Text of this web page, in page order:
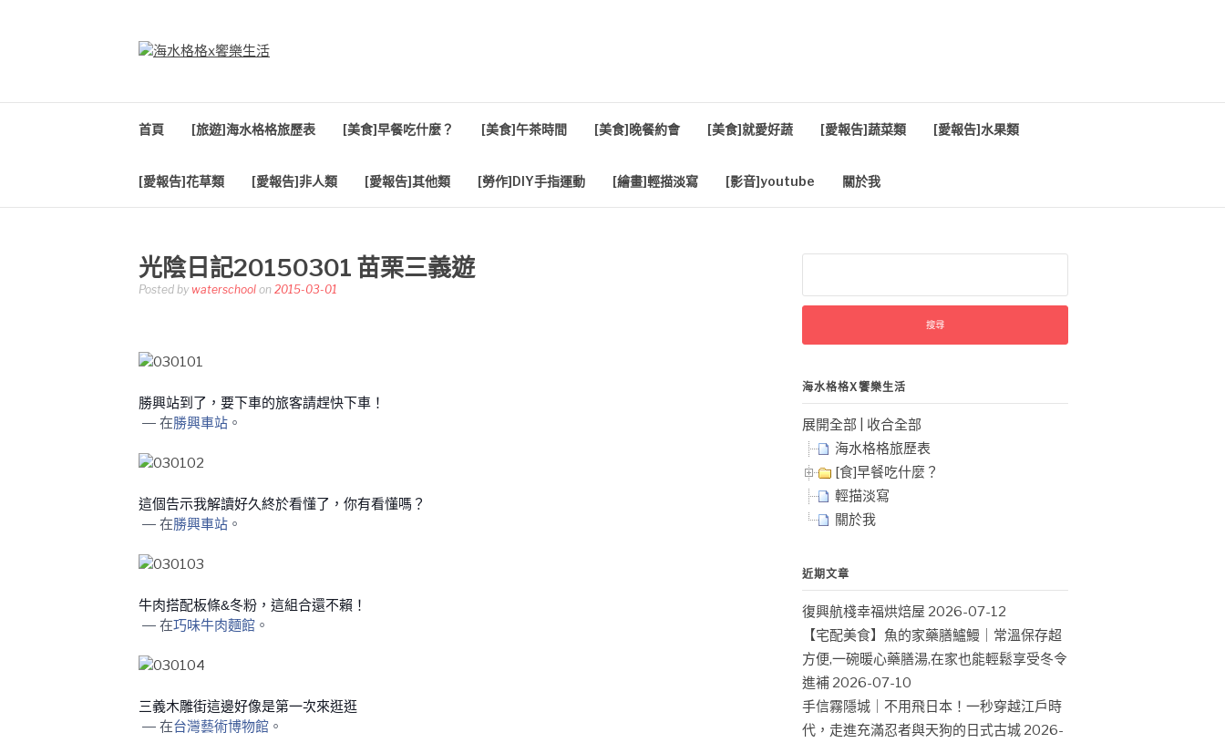
首頁 [旅遊]海水格格旅歷表 [美食]早餐吃什麼？ [美食]午茶時間 [美食]晚餐約會 [美食]就愛好蔬 [愛報告]蔬菜類 [愛報告]水果類
[愛報告]花草類 [愛報告]非人類 [愛報告]其他類 [勞作]DIY手指運動 [繪畫]輕描淡寫 [影音]youtube 關於我
光陰日記20150301 苗栗三義遊
Posted by waterschool on 2015-03-01
勝興站到了，要下車的旅客請趕快下車！
— 在勝興車站 。
這個告示我解讀好久終於看懂了，你有看懂嗎？
— 在勝興車站 。
牛肉搭配板條&冬粉，這組合還不賴！
— 在巧味牛肉麵館 。
三義木雕街這邊好像是第一次來逛逛
— 在台灣藝術博物館 。
關
字:
海水格格X饗樂生活
展開全部
收合全部
海水格格旅歷表
[食]早餐吃什麼？
輕描淡寫
關於我
近期文章
復興航棧幸福烘焙屋 2026-07-12
【宅配美食】魚的家藥膳鱸鰻｜常溫保存超
方便,一碗暖心藥膳湯,在家也能輕鬆享受冬令
進補 2026-07-10
手信霧隱城｜不用飛日本！一秒穿越江戶時
代，走進充滿忍者與天狗的日式古城 2026-